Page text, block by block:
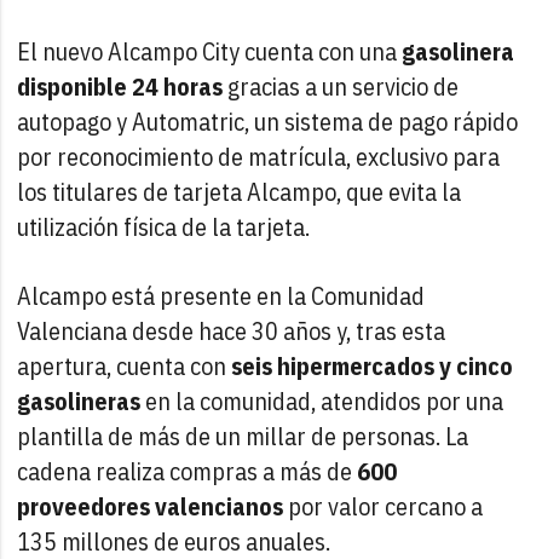
El nuevo Alcampo City cuenta con unagasolinera
disponible 24 horasgracias a un servicio de
autopago y Automatric, un sistema de pago rápido
por reconocimiento de matrícula, exclusivo para
los titulares de tarjeta Alcampo, que evita la
utilización física de la tarjeta.
Alcampo está presente en la Comunidad
Valenciana desde hace 30 años y, tras esta
apertura, cuenta con seis hipermercados y cinco
gasolinerasen la comunidad, atendidos por una
plantilla de más de un millar de personas. La
cadena realiza compras a más de 600
proveedores valencianos por valor cercano a
135 millones de euros anuales.